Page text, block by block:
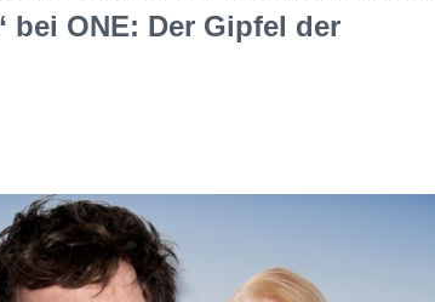
bei ONE: Der Gipfel der